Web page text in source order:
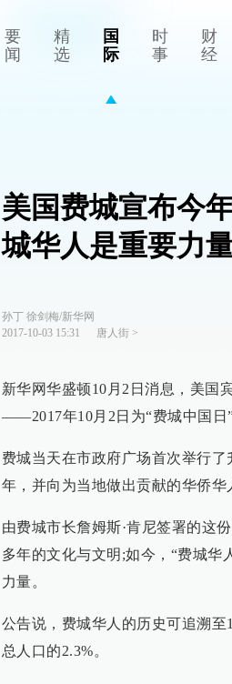
要
闻
精
选
国
际
时
事
财
经
美国费城宣布今
城华人是重要力
孙丁 徐剑梅/新华网
2017-10-03 15:31
唐人街>
新华网华盛顿10月2日消息，美国
——2017年10月2日为“费城中国日”
费城当天在市政府广场首次举行
年，并向为当地做出贡献的华侨华
由费城市长詹姆斯·肯尼签署的这
多年的文化与文明;如今，“费城华
力量。
公告说，费城华人的历史可追溯
总人口的2.3%。